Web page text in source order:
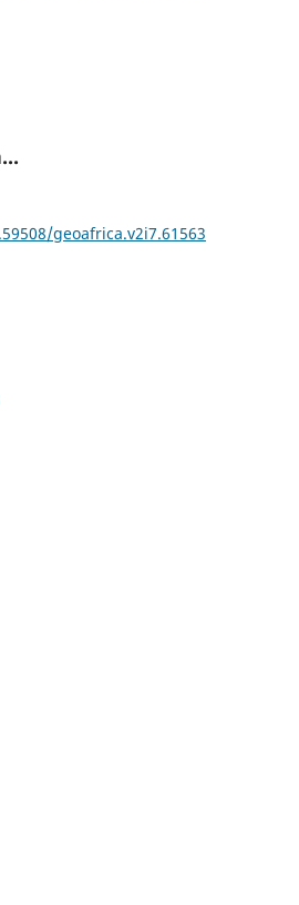
geoafrica.v2i7.61563